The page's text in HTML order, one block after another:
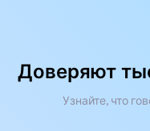
Доверяют
Узнайте, что